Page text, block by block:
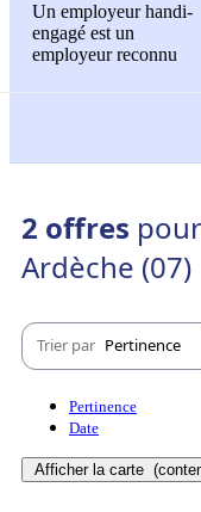
Un employeur handi-
engagé est un
employeur reconnu
2 offres
Ardèche (07)
Trier par Pertinence
Pertinence
Date
Afficher la carte